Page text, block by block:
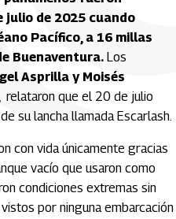
julio de 2025 cuando
Pacífico, a 16 millas
Buenaventura. Los
Asprilla y Moisés
relataron que el 20 de julio
su lancha llamada Escarlash.
con vida únicamente gracias
vacío que usaron como
condiciones extremas sin
por ninguna embarcación